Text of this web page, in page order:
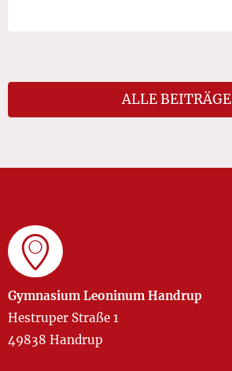
ALLE BEITRÄGE
Gymnasium Leoninum Handrup
Hestruper Straße 1
49838 Handrup